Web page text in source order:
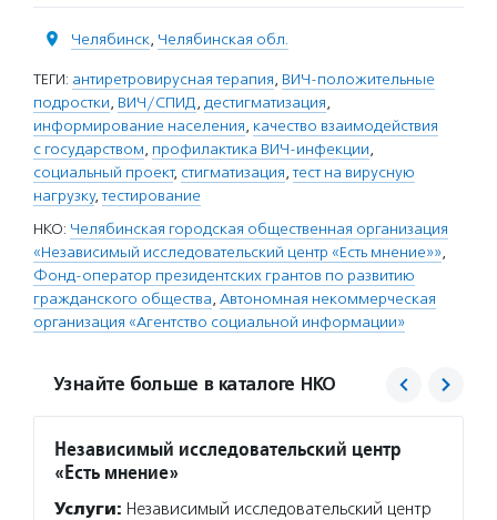
Челябинск, Челябинская обл.
ТЕГИ: антиретровирусная терапия, ВИЧ-положительные
подростки, ВИЧ/СПИД, дестигматизация,
информирование населения, качество взаимодействия
с государством, профилактика ВИЧ-инфекции,
социальный проект, стигматизация,тест на вирусную
нагрузку,тестирование
НКО: Челябинская городская общественная организация
«Независимый исследовательский центр «Есть мнение»»,
Фонд-оператор президентских грантов по развитию
гражданского общества, Автономная некоммерческая
организация «Агентство социальной информации»
Узнайте больше в каталоге НКО
Независимый исследовательский центр
«Есть мнение»
Услуги: Независимый исследовательский центр